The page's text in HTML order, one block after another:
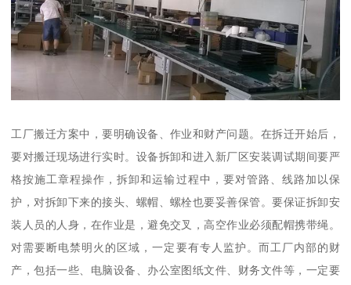
工厂搬迁方案中，要明确设备、作业和财产问题。在拆迁开始后，
要对搬迁现场进行实时。设备拆卸和进入新厂区安装调试期间要严
格按施工章程操作，拆卸和运输过程中，要对管路、线路加以保
护，对拆卸下来的接头、螺帽、螺栓也要妥善保管。要保证拆卸安
装人员的人身，在作业是，避免交叉，高空作业必须配帽携带绳。
对需要断电禁明火的区域，一定要有专人监护。而工厂内部的财
产，包括一些、电脑设备、办公室图纸文件、财务文件等，一定要